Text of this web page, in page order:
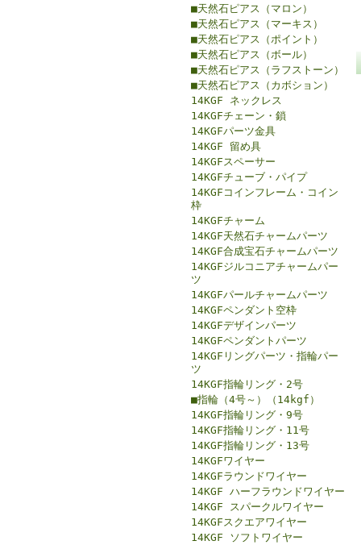
■天然石ピアス（マロン）
■天然石ピアス（マーキス）
■天然石ピアス（ポイント）
■天然石ピアス（ボール）
■天然石ピアス（ラフストーン）
■天然石ピアス（カボション）
14KGF ネックレス
14KGFチェーン・鎖
14KGFパーツ金具
14KGF 留め具
14KGFスペーサー
14KGFチューブ・パイプ
14KGFコインフレーム・コイン
枠
14KGFチャーム
14KGF天然石チャームパーツ
14KGF合成宝石チャームパーツ
14KGFジルコニアチャームパー
ツ
14KGFパールチャームパーツ
14KGFペンダント空枠
14KGFデザインパーツ
14KGFペンダントパーツ
14KGFリングパーツ・指輪パー
ツ
14KGF指輪リング・2号
■指輪（4号～）（14kgf）
14KGF指輪リング・9号
14KGF指輪リング・11号
14KGF指輪リング・13号
14KGFワイヤー
14KGFラウンドワイヤー
14KGF ハーフラウンドワイヤー
14KGF スパークルワイヤー
14KGFスクエアワイヤー
14KGF ソフトワイヤー